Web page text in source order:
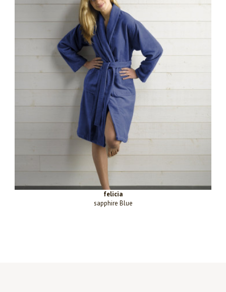
felicia
sapphire Blue